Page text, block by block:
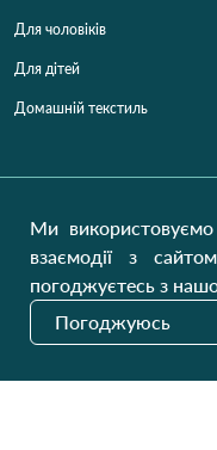
Для чоловіків
Для дітей
Домашній текстиль
Наші оновлення
Ми
взаємодії з
погоджуєтесь з
Погоджуюсь